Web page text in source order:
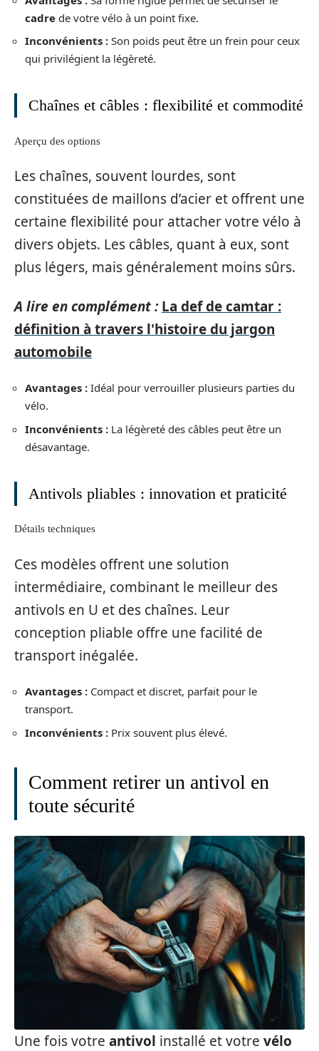
cadre de votre vélo à un point fixe.
Inconvénients : Son poids peut être un frein pour ceux
qui privilégient la légèreté.
Chaînes et câbles : flexibilité et commodité
Aperçu des options
Les chaînes, souvent lourdes, sont
constituées de maillons d’acier et offrent une
certaine flexibilité pour attacher votre vélo à
divers objets. Les câbles, quant à eux, sont
plus légers, mais généralement moins sûrs.
A lire en complément : La def de camtar :
définition à travers l'histoire du jargon
automobile
Avantages : Idéal pour verrouiller plusieurs parties du
vélo.
Inconvénients : La légèreté des câbles peut être un
désavantage.
Antivols pliables : innovation et praticité
Détails techniques
Ces modèles offrent une solution
intermédiaire, combinant le meilleur des
antivols en U et des chaînes. Leur
conception pliable offre une facilité de
transport inégalée.
Avantages : Compact et discret, parfait pour le
transport.
Inconvénients : Prix souvent plus élevé.
Comment retirer un antivol en
toute sécurité
Une fois votre antivol installé et votre vélo